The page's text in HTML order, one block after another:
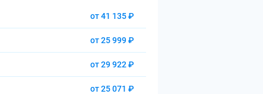
от 41 135 ₽
от 25 999 ₽
от 29 922 ₽
от 25 071 ₽